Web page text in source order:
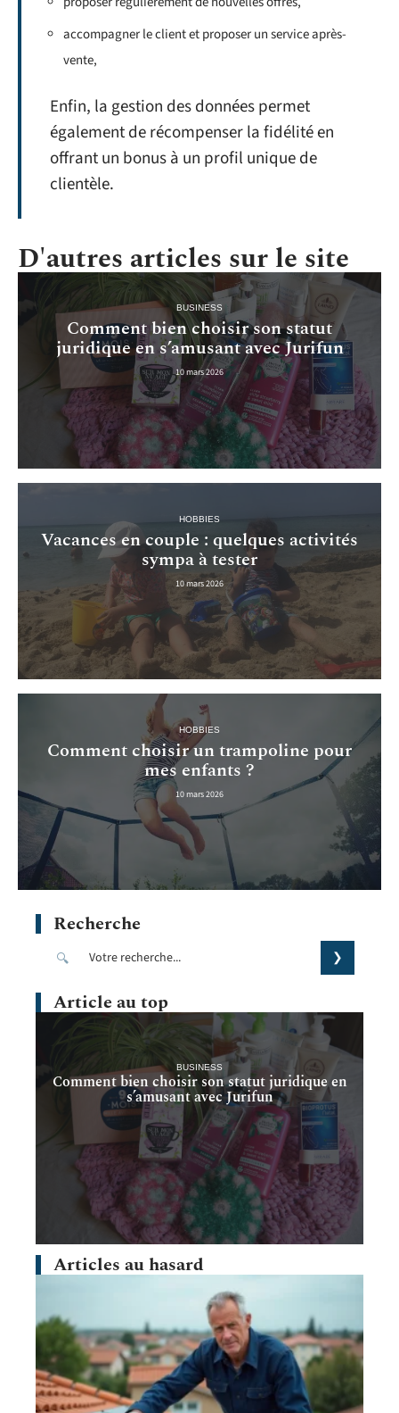
accompagner le client et proposer un service après-
vente,
Enfin, la gestion des données permet
également de récompenser la fidélité en
offrant un bonus à un profil unique de
clientèle.
D'autres articles sur le site
BUSINESS
Comment bien choisir son statut
juridique en s’amusant avec Jurifun
10 mars 2026
HOBBIES
Vacances en couple : quelques activités
sympa à tester
10 mars 2026
HOBBIES
Comment choisir un trampoline pour
mes enfants ?
10 mars 2026
Recherche
Article au top
BUSINESS
Comment bien choisir son statut juridique en
s’amusant avec Jurifun
Articles au hasard